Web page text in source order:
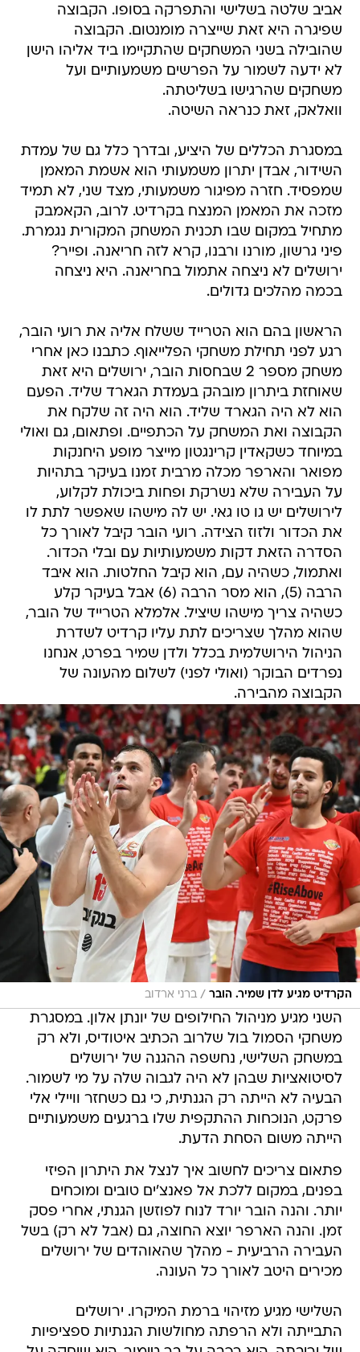
אביב שלטה בשלישי והתפרקה בסופו. הקבוצה
שפיגרה היא זאת שייצרה מומנטום. הקבוצה
שהובילה בשני המשחקים שהתקיימו ביד אליהו הישן
לא ידעה לשמור על הפרשים משמעותיים ועל
משחקים שהרגישו בשליטתה.
וואלאק, זאת כנראה השיטה.
במסגרת הכללים של היציע, ובדרך כלל גם של עמדת
השידור, אבדן יתרון משמעותי הוא אשמת המאמן
שמפסיד. חזרה מפיגור משמעותי, מצד שני, לא תמיד
מזכה את המאמן המנצח בקרדיט. לרוב, הקאמבק
מתחיל במקום שבו תכנית המשחק המקורית נגמרת.
פיני גרשון, מורנו ורבנו, קרא לזה חריאנה. ופייר?
ירושלים לא ניצחה אתמול בחריאנה. היא ניצחה
בכמה מהלכים גדולים.
הראשון בהם הוא הטרייד ששלח אליה את רועי הובר,
רגע לפני תחילת משחקי הפלייאוף. כתבנו כאן אחרי
משחק מספר 2 שבחסות הובר, ירושלים היא זאת
שאוחזת ביתרון מובהק בעמדת הגארד שליד. הפעם
הוא לא היה הגארד שליד. הוא היה זה שלקח את
הקבוצה ואת המשחק על הכתפיים. ופתאום, גם ואולי
במיוחד כשקאדין קרינגטון מייצר מופע היחנקות
מפואר והארפר מכלה מרבית זמנו בעיקר בתהיות
על העבירה שלא נשרקת ופחות ביכולת לקלוע,
לירושלים יש גו טו גאי. יש לה מישהו שאפשר לתת לו
את הכדור ולזוז הצידה. רועי הובר קיבל לאורך כל
הסדרה הזאת דקות משמעותיות עם ובלי הכדור.
ואתמול, כשהיה עם, הוא קיבל החלטות. הוא איבד
הרבה (5), הוא מסר הרבה (6) אבל בעיקר קלע
כשהיה צריך מישהו שיציל. אלמלא הטרייד של הובר,
שהוא מהלך שצריכים לתת עליו קרדיט לשדרת
הניהול הירושלמית בכלל ולדן שמיר בפרט, אנחנו
נפרדים הבוקר (ואולי לפני) לשלום מהעונה של
הקבוצה מהבירה.
הקרדיט מגיע לדן שמיר. הובר / ברני ארדוב
השני מגיע מניהול החילופים של יונתן אלון. במסגרת
משחקי הסמול בול שלרוב הכתיב איטודיס, ולא רק
במשחק השלישי, נחשפה ההגנה של ירושלים
לסיטואציות שבהן לא היה לגבוה שלה על מי לשמור.
הבעיה לא הייתה רק הגנתית, כי גם כשחזר וויילי אלי
פרקט, הנוכחות ההתקפית שלו ברגעים משמעותיים
הייתה משום הסחת הדעת.
פתאום צריכים לחשוב איך לנצל את היתרון הפיזי
בפנים, במקום ללכת אל פאנצ'ים טובים ומוכחים
יותר. והנה הובר יורד לנוח לפוזשן הגנתי, אחרי פסק
זמן. והנה הארפר יוצא החוצה, גם (אבל לא רק) בשל
העבירה הרביעית - מהלך שהאוהדים של ירושלים
מכירים היטב לאורך כל העונה.
השלישי מגיע מזיהוי ברמת המיקרו. ירושלים
התבייתה ולא הרפתה מחולשות הגנתיות ספציפיות